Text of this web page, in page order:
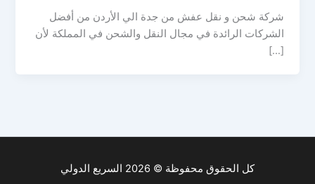
شركة شحن و نقل عفش من جدة الي الأردن من أفضل
الشركات الرائدة في مجال النقل والشحن في المملكة لأن
[…]
كل الحقوق محفوظة © 2026 السريع الدولي